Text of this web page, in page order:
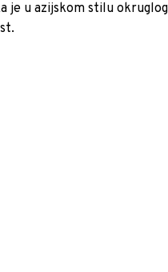
je u azijskom stilu okruglog